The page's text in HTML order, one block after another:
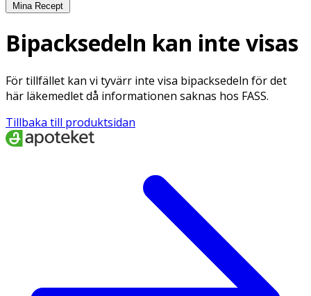
Mina Recept
Bipacksedeln kan inte visas
För tillfället kan vi tyvärr inte visa bipacksedeln för det
här läkemedlet då informationen saknas hos FASS.
Tillbaka till produktsidan